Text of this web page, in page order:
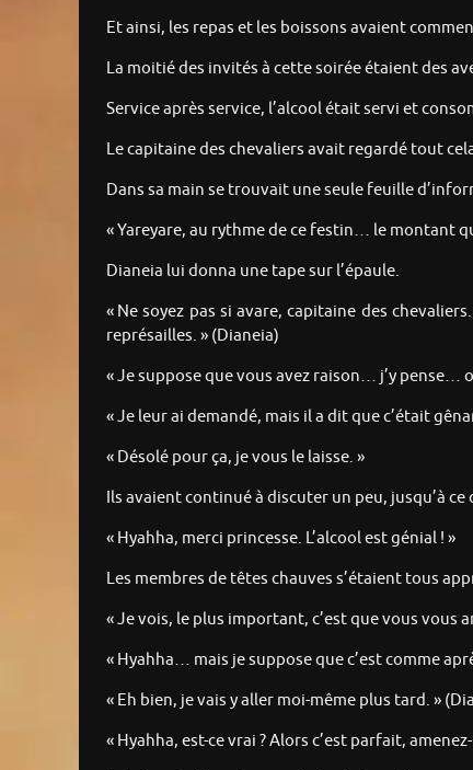
Et ainsi, les repas et les boissons avaient
La moitié des invités à cette soirée étaient des
Service après service, l’alcool était servi et
Le capitaine des chevaliers avait regardé tout
Dans sa main se trouvait une seule feuille
« Yareyare, au rythme de ce festin… le montant
Dianeia lui donna une tape sur l’épaule.
« Ne soyez pas si avare, capitaine des
représailles. » (Dianeia)
« Je suppose que vous avez raison… j’y pense…
« Je leur ai demandé, mais il a dit que c’était
« Désolé pour ça, je vous le laisse. »
Ils avaient continué à discuter un peu, jusqu’à
« Hyahha, merci princesse. L’alcool est génial ! »
Les membres de têtes chauves s’étaient tous
« Je vois, le plus important, c’est que vous vous
« Hyahha… mais je suppose que c’est comme
« Eh bien, je vais y aller moi-même plus tard. »
« Hyahha, est-ce vrai ? Alors c’est parfait,